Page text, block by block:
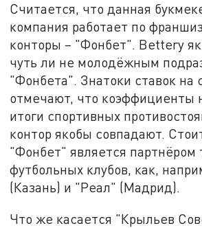
Считается, что данная
компания работает по
конторы – "Фонбет". Bettery
чуть ли не молодёжным
"Фонбета". Знатоки ставок на
отмечают, что коэффициенты
итоги спортивных
контор якобы совпадают.
"Фонбет" является партнёром
футбольных клубов, как,
(Казань) и "Реал" (Мадрид).
Что же касается "Крыльев